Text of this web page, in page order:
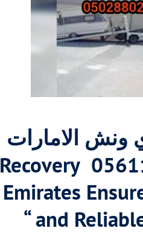
ونش الامارات
0561101863 Recovery
Emirates
and